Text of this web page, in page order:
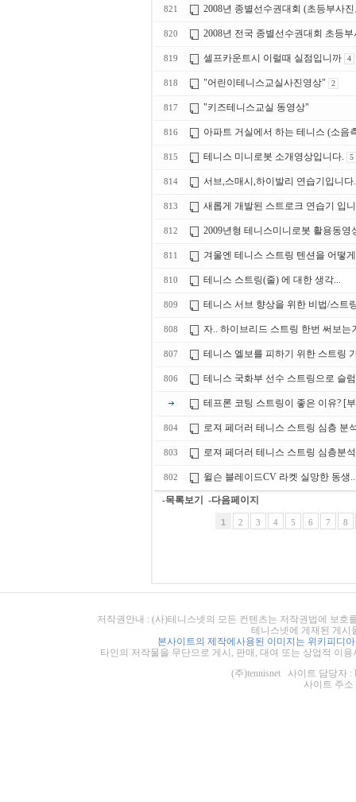
821 2008년 종별선수권대회 (초등부사
820 2008년 전국 종별선수권대회 초등
819 셀프카운트시 이럴때 실점입니까 4
818 "어린이테니스교실사진영상" 2
817 "키즈테니스교실 동영상"
816 아파트 거실에서 하는 테니스 (소음
815 테니스 미니로봇 소개영상입니다. 5
814 서브,스매시,하이발리 연습기입니다.
813 새롭게 개발된 스트로크 연습기 입
812 2009년형 테니스미니로봇 활용동영
811 겨울엔 테니스 스트링 텐션을 어떻
810 테니스 스트링(줄) 에 대한 생각...
809 테니스 서브 향상을 위한 비법/스트
808 자.. 하이브리드 스트링 한번 써보는
807 테니스 엘보를 피하기 위한 스트링
806 테니스 국화부 선수 스트링으로 슬
테프론 코팅 스트링이 좋은 이유? [
804 로져 페더러 테니스 스트링 심층 분
803 로져 페더러 테니스 스트링 심층분
802 윌슨 블레이드CV 라켓 실망한 동생
-목록보기 -다음페이지
1 2 3 4 5 6 7 8
저작권안내 : (사)테니스넷의 모든 컨텐츠는 저작권법에 보
테니스넷에 게재된 게시
본사이트의 제작에사용된 이미지는 위키피디
타인의 저작물을 무단으로 게시, 판매, 대여 또는 상업적 이
(주)tennisnet 사이트 담당자 :
사이트 주